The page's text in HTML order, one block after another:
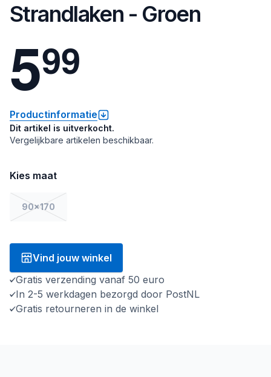
Strandlaken - Groen
599
Productinformatie
Dit artikel is uitverkocht.
Vergelijkbare artikelen beschikbaar.
Kies maat
90x170
Vind jouw winkel
Gratis verzending vanaf 50 euro
In 2-5 werkdagen bezorgd door PostNL
Gratis retourneren in de winkel